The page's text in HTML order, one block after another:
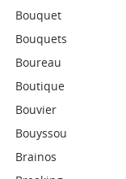
Bouquet
Bouquets
Boureau
Boutique
Bouvier
Bouyssou
Brainos